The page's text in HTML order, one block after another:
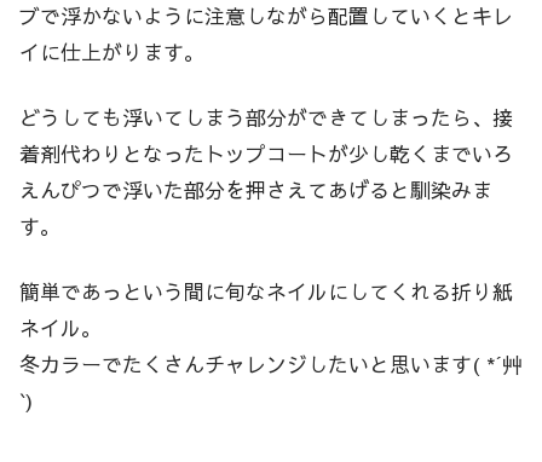
ブで浮かないように注意しながら配置していくとキレ
イに仕上がります。
どうしても浮いてしまう部分ができてしまったら、接
着剤代わりとなったトップコートが少し乾くまでいろ
えんぴつで浮いた部分を押さえてあげると馴染みま
す。
簡単であっという間に旬なネイルにしてくれる折り紙
ネイル。
冬カラーでたくさんチャレンジしたいと思います( *´艸
`)